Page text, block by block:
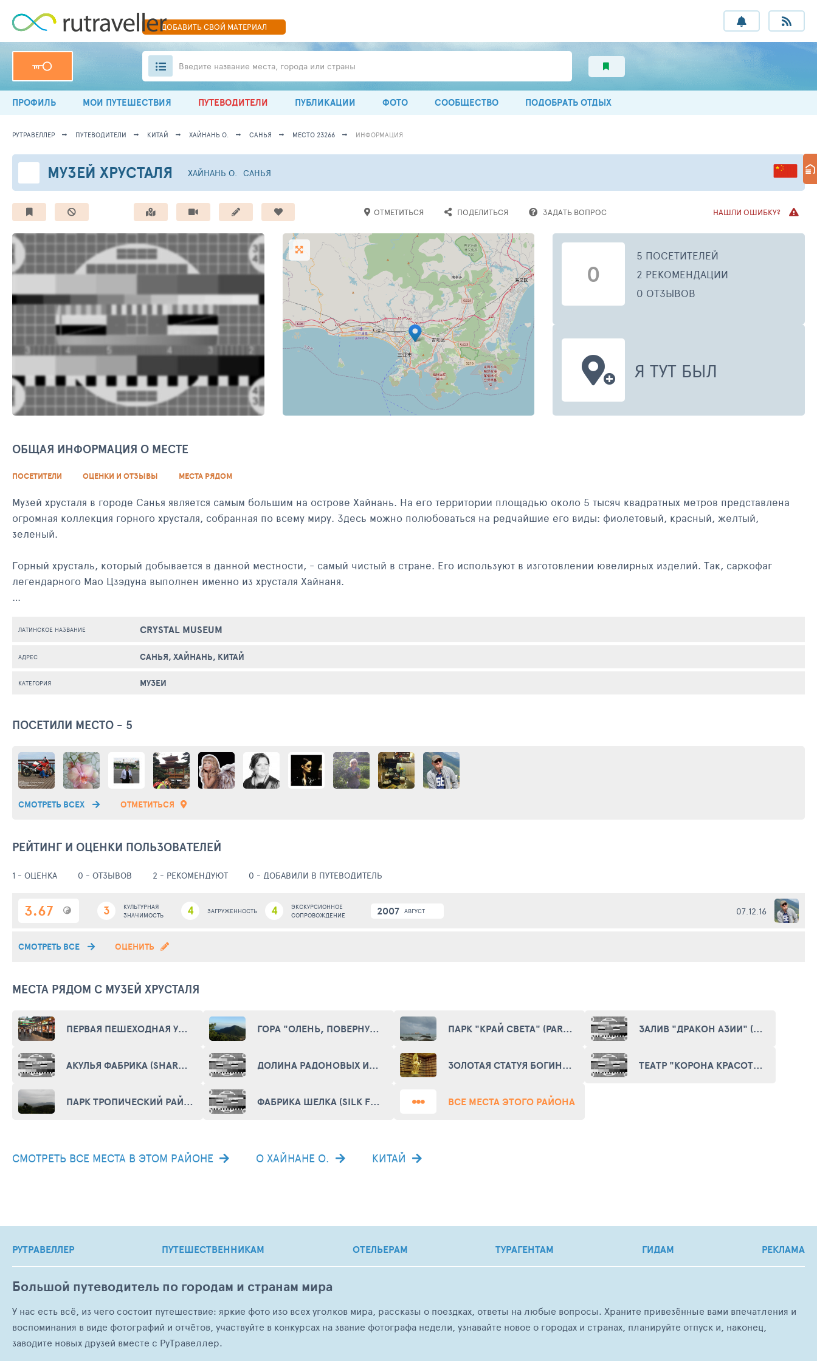
ДОБАВИТЬСВОЙ МАТЕРИАЛ
Введите название места, города или страны
ПРОФИЛЬ МОИ ПУТЕШЕСТВИЯ ПУТЕВОДИТЕЛИ ПУБЛИКАЦИИ ФОТО СООБЩЕСТВО ПОДОБРАТЬ ОТДЫХ
РУТРАВЕЛЛЕР ПУТЕВОДИТЕЛИ КИТАЙ ХАЙНАНЬ О. САНЬЯ МЕСТО 23266 ИНФОРМАЦИЯ
МУЗЕЙ ХРУСТАЛЯ ХАЙНАНЬ О. САНЬЯ
ОТМЕТИТЬСЯ ПОДЕЛИТЬСЯ ЗАДАТЬ ВОПРОС НАШЛИ ОШИБКУ?
0
5 ПОСЕТИТЕЛЕЙ
2 РЕКОМЕНДАЦИИ
0 ОТЗЫВОВ
Я ТУТ БЫЛ
ОБЩАЯ ИНФОРМАЦИЯ О МЕСТЕ
ПОСЕТИТЕЛИ ОЦЕНКИ И ОТЗЫВЫ МЕСТА РЯДОМ
Музей хрусталя в городе Санья является самым большим на острове Хайнань. На его территории площадью около 5 тысяч квадратных метров представлена
огромная коллекция горного хрусталя, собранная по всему миру. Здесь можно полюбоваться на редчайшие его виды: фиолетовый, красный, желтый,
зеленый.
Горный хрусталь, который добывается в данной местности, - самый чистый в стране. Его используют в изготовлении ювелирных изделий. Так, саркофаг
легендарного Мао Цзэдуна выполнен именно из хрусталя Хайнаня.
великолепные хрустальные ювелирные украшения и сувениры.
ЛАТИНСКОЕ НАЗВАНИЕ CRYSTAL MUSEUM
АДРЕС САНЬЯ, ХАЙНАНЬ, КИТАЙ
КАТЕГОРИЯ МУЗЕИ
ПОСЕТИЛИ МЕСТО - 5
СМОТРЕТЬ ВСЕХ ОТМЕТИТЬСЯ
РЕЙТИНГ И ОЦЕНКИ ПОЛЬЗОВАТЕЛЕЙ
1 - ОЦЕНКА 0 - ОТЗЫВОВ 2 - РЕКОМЕНДУЮТ 0 - ДОБАВИЛИ В ПУТЕВОДИТЕЛЬ
3.67 3
КУЛЬТУРНАЯ
ЗНАЧИМОСТЬ
4 ЗАГРУЖЕННОСТЬ 4
ЭКСКУРСИОННОЕ
СОПРОВОЖДЕНИЕ
2007 АВГУСТ 07.12.16
СМОТРЕТЬ ВСЕ ОЦЕНИТЬ
МЕСТА РЯДОМ С МУЗЕЙ ХРУСТАЛЯ
ПЕРВАЯ ПЕШЕХОДНАЯ УЛИЦА (FIRST WALKING STREET) ГОРА "ОЛЕНЬ, ПОВЕРНУВШИЙ ГОЛОВУ" (DEER MOUNTAIN) ПАРК "КРАЙ СВЕТА" (PARK "EDGE OF THE WORLD") ЗАЛИВ "ДРАКОН АЗИИ" (DRAGON OF ASIA GULF)
АКУЛЬЯ ФАБРИКА (SHARK FACTORY) ДОЛИНА РАДОНОВЫХ ИСТОЧНИКОВ СИНЛУН (XINGLONG VALLEY OF RADON SOURCES) ЗОЛОТАЯ СТАТУЯ БОГИНИ ГУАНЬИНЬ (GOLDEN STATUE OF GODDESS GUANYIN) ТЕАТР "КОРОНА КРАСОТЫ" (CROWN OF BEAUTY THEATRE)
ПАРК ТРОПИЧЕСКИЙ РАЙ (PARK YALONG BAY TROPICAL PARADISE) ФАБРИКА ШЕЛКА (SILK FACTORY) ВСЕ МЕСТА ЭТОГО РАЙОНА
СМОТРЕТЬ ВСЕ МЕСТА В ЭТОМ РАЙОНЕ О ХАЙНАНЕ О. КИТАЙ
РУТРАВЕЛЛЕР ПУТЕШЕСТВЕННИКАМ ОТЕЛЬЕРАМ ТУРАГЕНТАМ ГИДАМ РЕКЛАМА
Большой путеводитель по городам и странам мира
У нас есть всё, из чего состоит путешествие: яркие фото изо всех уголков мира, рассказы о поездках, ответы на любые вопросы. Храните привезённые вами впечатления и
воспоминания в виде фотографий и отчётов, участвуйте в конкурсах на звание фотографа недели, узнавайте новое о городах и странах, планируйте отпуск и, наконец,
заводите новых друзей вместе с РуТравеллер.